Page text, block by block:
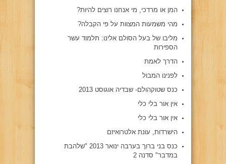
המן או מרדכי, מי אנחנו רוצים להיות?
מהי משמעות המצוות על פי הקבלה?
מליבו של בעל הסולם אלינו: תלמוד עשר
הספירות
הדרך לאמת
לפנינו המבול
כנס שטוקהולם- שבדיה אוגוסט 2013
אין אור בלי כלי
אין אור בלי כלי
הישרדות, עונת אלטרואיזם
כנס בני ברוך בערבה ינואר 2013 "שלהבת
במדבר" סדנה 2